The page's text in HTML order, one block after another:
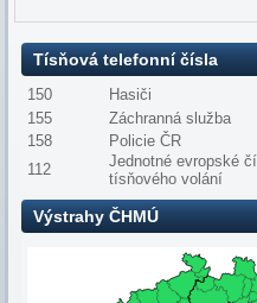
Tísňová telefonní čísla
150
Hasiči
155
Záchranná služba
158
Policie ČR
112
Jednotné evropské
tísňového volání
Výstrahy ČHMÚ